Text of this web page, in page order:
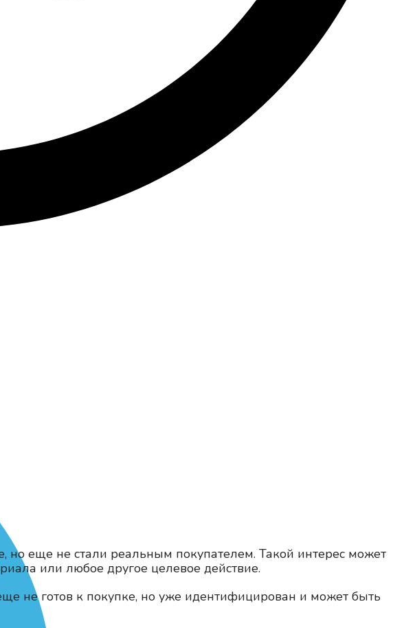
но еще не стали реальным покупателем. Такой интерес может
или любое другое целевое действие.
не готов к покупке, но уже идентифицирован и может быть